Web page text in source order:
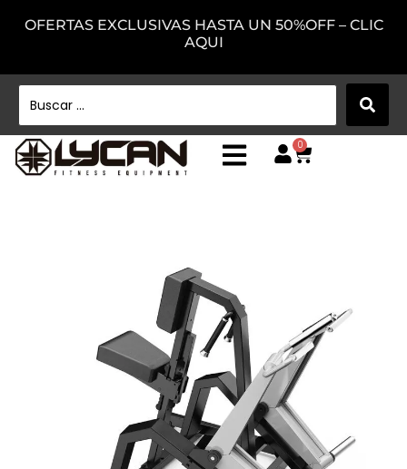
OFERTAS EXCLUSIVAS HASTA UN 50%OFF – CLIC
AQUI
0